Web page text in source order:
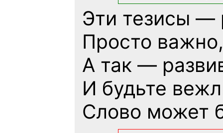
Эти тезисы —
Просто
А так —
И будьте
Слово может